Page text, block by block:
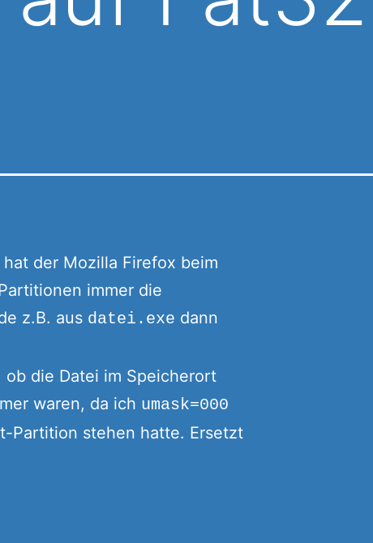
der Mozilla Firefox beim
immer die
z.B. aus datei.exe dann
ob die Datei im Speicherort
waren, da ich umask=000
Partition stehen hatte. Ersetzt